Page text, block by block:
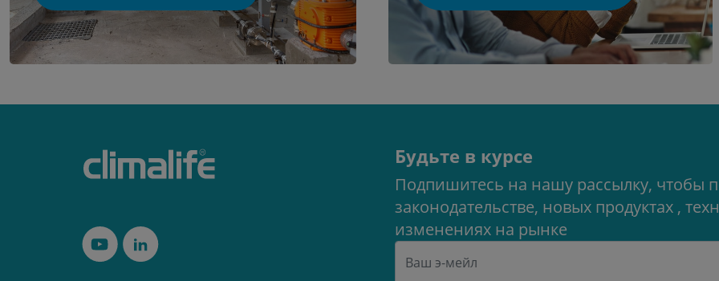
Будьте в курсе
Подпишитесь на нашу рассылку, чтобы
законодательстве, новых продуктах ,
изменениях на рынке